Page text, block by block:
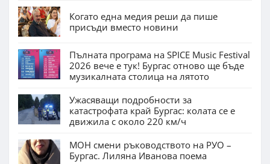
Когато една медия реши да пише
присъди вместо новини
Пълната програма на SPICE Music Festival
2026 вече е тук! Бургас отново ще бъде
музикалната столица на лятото
Ужасяващи подробности за
катастрофата край Бургас: колата се е
движила с около 220 км/ч
МОН смени ръководството на РУО –
Бургас. Лиляна Иванова поема